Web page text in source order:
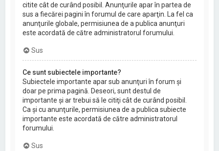
citite cât de curând posibil. Anunţurile apar în partea de
sus a fiecărei pagini în forumul de care aparţin. La fel ca
anunţurile globale, permisiunea de a publica anunţuri
este acordată de către administratorul forumului.
Sus
Ce sunt subiectele importante?
Subiectele importante apar sub anunţuri în forum şi
doar pe prima pagină. Deseori, sunt destul de
importante şi ar trebui să le citiţi cât de curând posibil.
Ca şi cu anunţurile, permisiunea de a publica subiecte
importante este acordată de către administratorul
forumului.
Sus